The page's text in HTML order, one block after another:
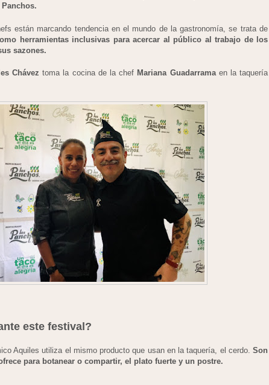
están marcando tendencia en el mundo de la gastronomía, se trata de
herramientas inclusivas para acercar al público al trabajo de los
sazones.
Chávez toma la cocina de la chef Mariana Guadarramaen la taquería
este festival?
Aquiles utiliza el mismo producto que usan en la taquería, el cerdo. Son
para botanear o compartir, el plato fuerte y un postre.